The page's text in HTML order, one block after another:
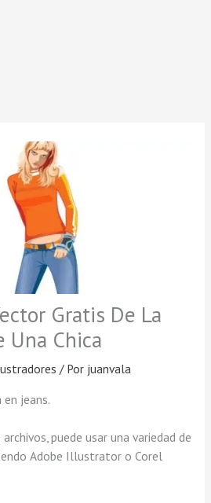
Gratis De La
Una Chica
/ Por juanvala
jeans.
puede usar una variedad de
Adobe Illustrator o Corel